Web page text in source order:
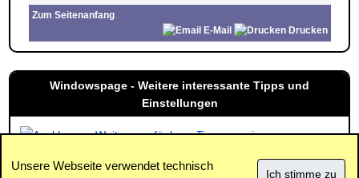
Zum Seitenanfang
E-Mail
Drucken
Windowspage - Weitere interessante Tipps und
Einstellungen
Weitere verfügbare Tipps anzeigen
Unsere Webseite verwendet technisch